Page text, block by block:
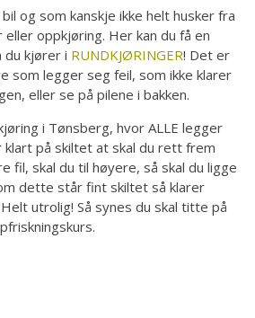
og som kanskje ikke helt husker fra
oppkjøring. Her kan du få en
du kjører i RUNDKJØRINGER! Det er
som legger seg feil, som ikke klarer
eller se på pilene i bakken.
i Tønsberg, hvor ALLE legger
på skiltet at skal du rett frem
fil, skal du til høyere, så skal du ligge
dette står fint skiltet så klarer
utrolig! Så synes du skal titte på